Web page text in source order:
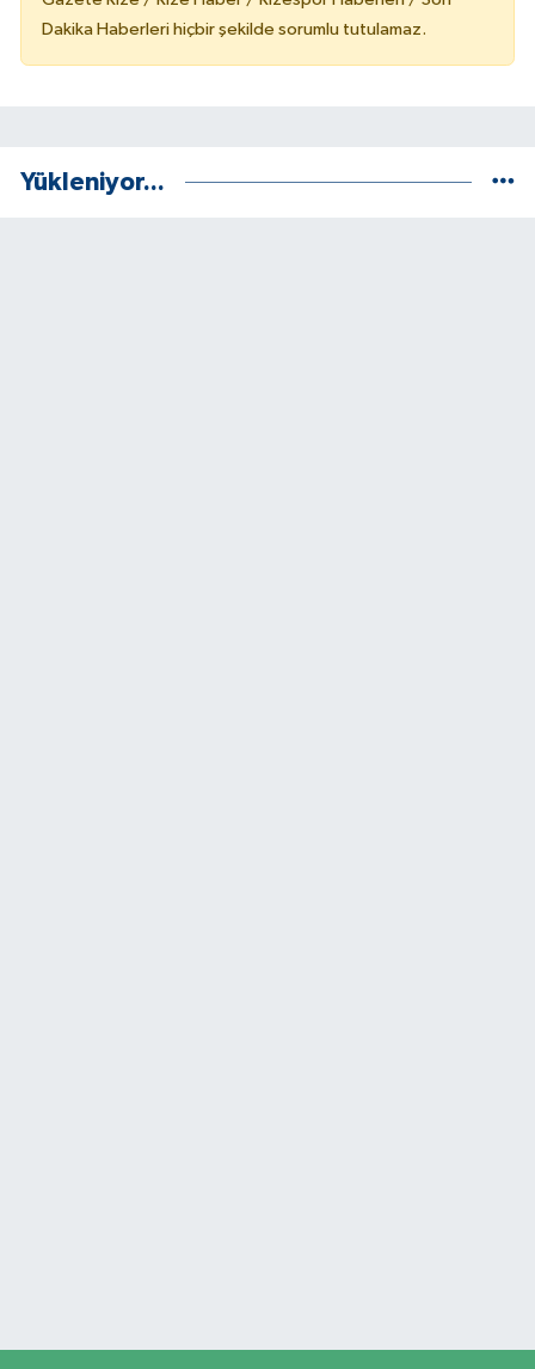
Dakika Haberleri hiçbir şekilde sorumlu tutulamaz.
Yükleniyor...